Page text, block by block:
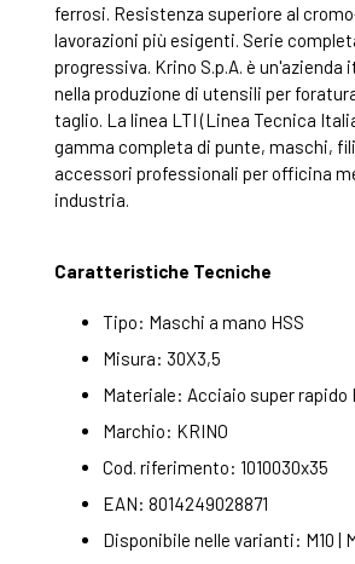
ferrosi. Resistenza superiore al
lavorazioni più esigenti. Serie
progressiva. Krino S.p.A. è un'azienda
nella produzione di utensili per
taglio. La linea LTI (Linea Tecnica
gamma completa di punte, maschi,
accessori professionali per officina
industria.
Caratteristiche Tecniche
Tipo: Maschi a mano HSS
Misura: 30X3,5
Materiale: Acciaio super rapido
Marchio: KRINO
Cod. riferimento: 1010030x35
EAN: 8014249028871
Disponibile nelle varianti: M10 |